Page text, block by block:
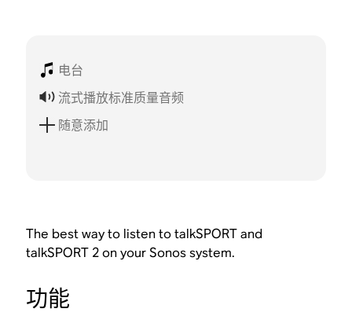
电台
流式播放标准质量音频
随意添加
The best way to listen to talkSPORT and
talkSPORT 2 on your Sonos system.
功能